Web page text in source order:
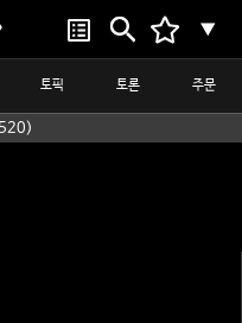
▼
토픽 토론 주문